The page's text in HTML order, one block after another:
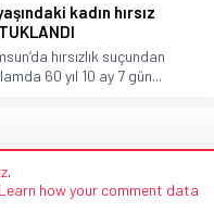
kadın hırsız
hırsızlık suçundan
60 yıl 10 ay 7 gün...
.
Learn how your comment data